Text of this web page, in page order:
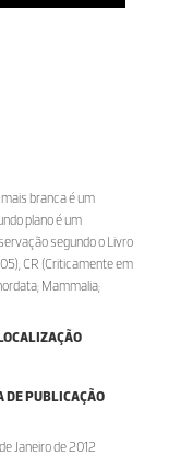
branca é um
plano é um
segundo o Livro
CR (Criticamente em
Mammalia;
DE PUBLICAÇÃO
Janeiro de 2012